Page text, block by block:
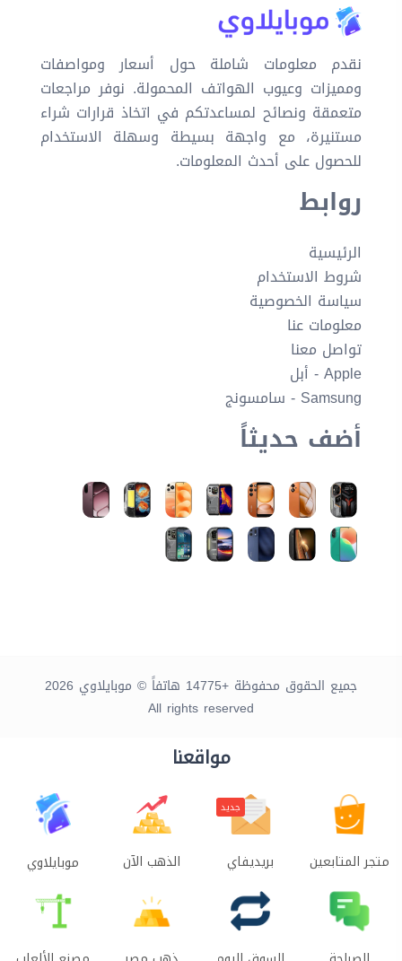
نقدم معلومات شاملة حول أسعار ومواصفات
ومميزات وعيوب الهواتف المحمولة. نوفر مراجعات
متعمقة ونصائح لمساعدتكم في اتخاذ قرارات شراء
مستنيرة، مع واجهة بسيطة وسهلة الاستخدام
للحصول على أحدث المعلومات.
روابط
الرئيسية
شروط الاستخدام
سياسة الخصوصية
معلومات عنا
تواصل معنا
Apple - أبل
Samsung - سامسونج
أضف حديثاً
جميع الحقوق محفوظة +14775 هاتفاً © موبايلاوي 2026
All rights reserved